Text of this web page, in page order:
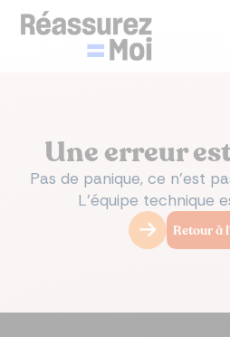
Une erreur
Pas de panique, ce n’est
L’équipe technique
Retour à